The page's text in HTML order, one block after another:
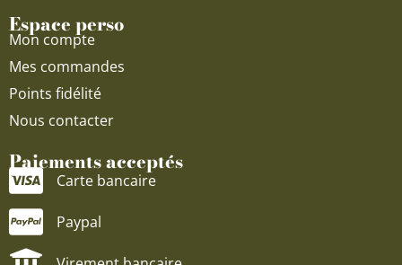
Espace perso
Mon compte
Mes commandes
Points fidélité
Nous contacter
Paiements acceptés
Carte bancaire
Paypal